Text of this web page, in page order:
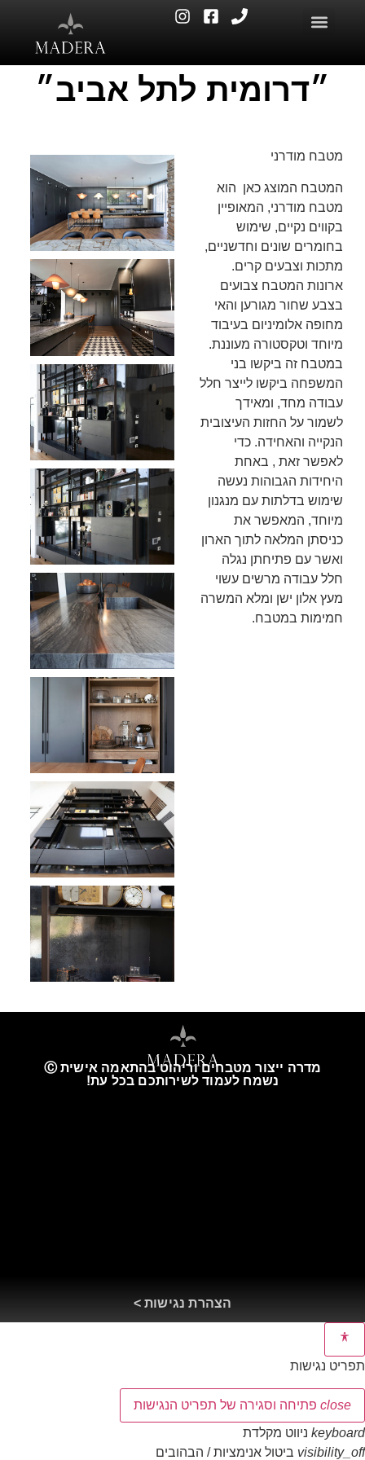
״דרומית לתל אביב״
מטבח מודרני
המטבח המוצג כאן הוא
מטבח מודרני, המאופיין
בקווים נקיים, שימוש
בחומרים שונים וחדשניים,
מתכות וצבעים קרים.
ארונות המטבח צבועים
בצבע שחור מגורען והאי
מחופה אלומיניום בעיבוד
מיוחד וטקסטורה מעוננת.
במטבח זה ביקשו בני
המשפחה ביקשו לייצר חלל
עבודה מחד, ומאידך
לשמור על החזות העיצובית
הנקייה והאחידה. כדי
לאפשר זאת , באחת
היחידות הגבוהות נעשה
שימוש בדלתות עם מנגנון
מיוחד, המאפשר את
כניסתן המלאה לתוך הארון
ואשר עם פתיחתן נגלה
חלל עבודה מרשים עשוי
מעץ אלון ישן ומלא המשרה
חמימות במטבח.
מדרה ייצור מטבחים וריהוט בהתאמה אישית Ⓒ
נשמח לעמוד לשירותכם בכל עת!
הצהרת נגישות >
תפריט נגישות
close פתיחה וסגירה של תפריט הנגישות
keyboard ניווט מקלדת
visibility_off ביטול אנימציות / הבהובים